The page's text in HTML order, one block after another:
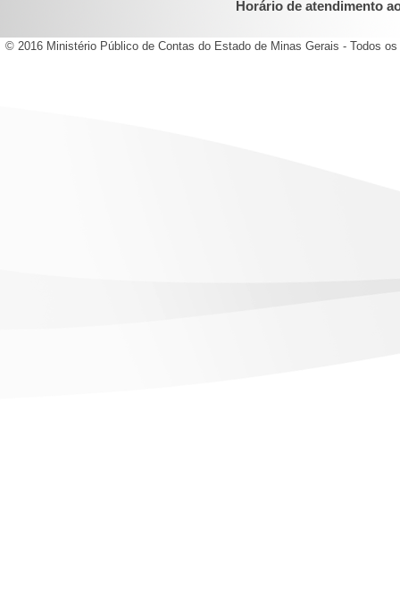
Horário de atendimento
© 2016 Ministério Público de Contas do Estado de Minas Gerais - Todos